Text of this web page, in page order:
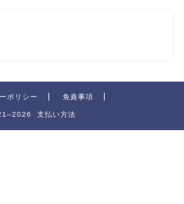
ポリシー 免責事項
支払い方法